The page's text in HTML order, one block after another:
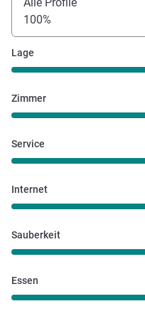
100%
Lage
Zimmer
Service
Internet
Sauberkeit
Essen